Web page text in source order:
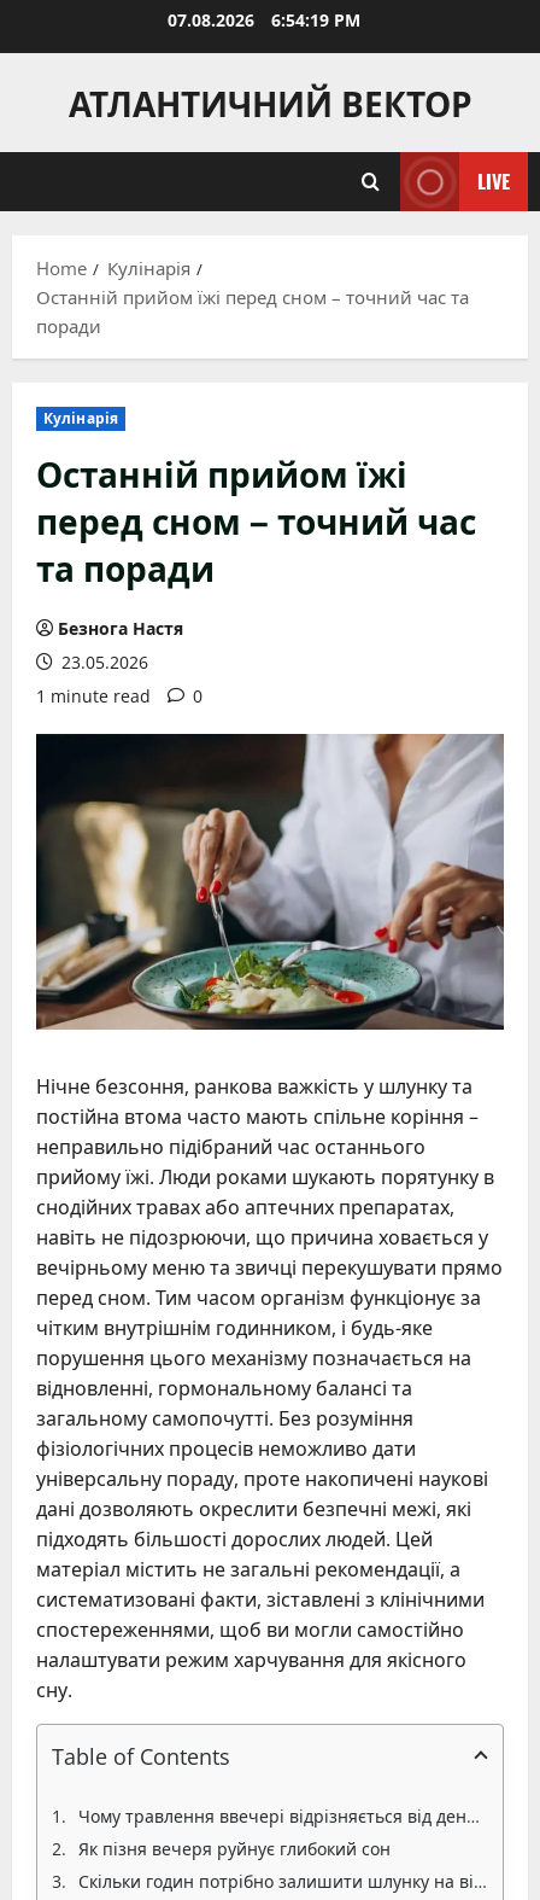
07.08.2026 6:54:20 PM
АТЛАНТИЧНИЙ ВЕКТОР
LIVE
Home
Кулінарія
Останній прийом їжі перед сном – точний час та
поради
Кулінарія
Останній прийом їжі
перед сном – точний час
та поради
Безнога Настя
23.05.2026
1 minute read
0
Нічне безсоння, ранкова важкість у шлунку та
постійна втома часто мають спільне коріння –
неправильно підібраний час останнього
прийому їжі. Люди роками шукають порятунку в
снодійних травах або аптечних препаратах,
навіть не підозрюючи, що причина ховається у
вечірньому меню та звичці перекушувати прямо
перед сном. Тим часом організм функціонує за
чітким внутрішнім годинником, і будь-яке
порушення цього механізму позначається на
відновленні, гормональному балансі та
загальному самопочутті. Без розуміння
фізіологічних процесів неможливо дати
універсальну пораду, проте накопичені наукові
дані дозволяють окреслити безпечні межі, які
підходять більшості дорослих людей. Цей
матеріал містить не загальні рекомендації, а
систематизовані факти, зіставлені з клінічними
спостереженнями, щоб ви могли самостійно
налаштувати режим харчування для якісного
сну.
Table of Contents
Чому травлення ввечері відрізняється від денного
Як пізня вечеря руйнує глибокий сон
Скільки годин потрібно залишити шлунку на відпочинок